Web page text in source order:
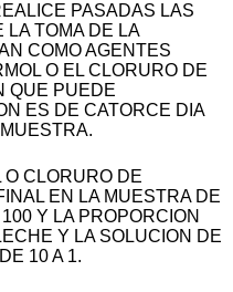
PASADAS LAS
LA TOMA DE LA
COMO AGENTES
O EL CLORURO DE
QUE PUEDE
ES DE CATORCE DIA
CLORURO DE
EN LA MUESTRA DE
Y LA PROPORCION
Y LA SOLUCION DE
10 A 1.